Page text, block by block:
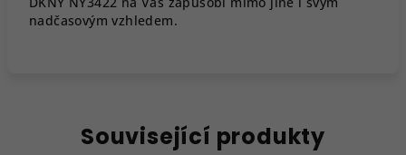
nadčasovým vzhledem.
Související produkty